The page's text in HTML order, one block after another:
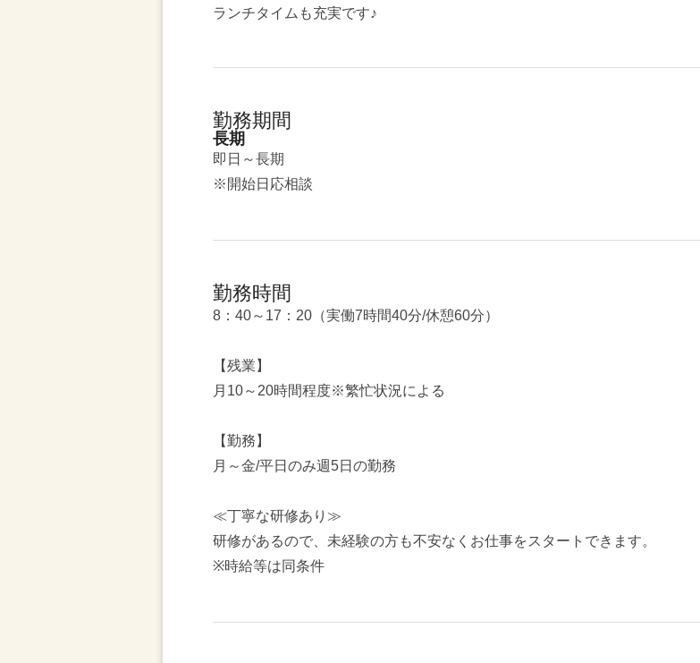
ランチタイムも充実です♪
勤務期間
長期
即日～長期
※開始日応相談
勤務時間
8：40～17：20（実働7時間40分/休憩60分）
【残業】
月10～20時間程度※繁忙状況による
【勤務】
月～金/平日のみ週5日の勤務
≪丁寧な研修あり≫
研修があるので、未経験の方も不安なくお仕事をスタートできます。
※時給等は同条件